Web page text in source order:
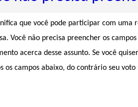
que você pode participar com uma
Você não precisa preencher os
acerca desse assunto. Se você
os campos abaixo, do contrário seu